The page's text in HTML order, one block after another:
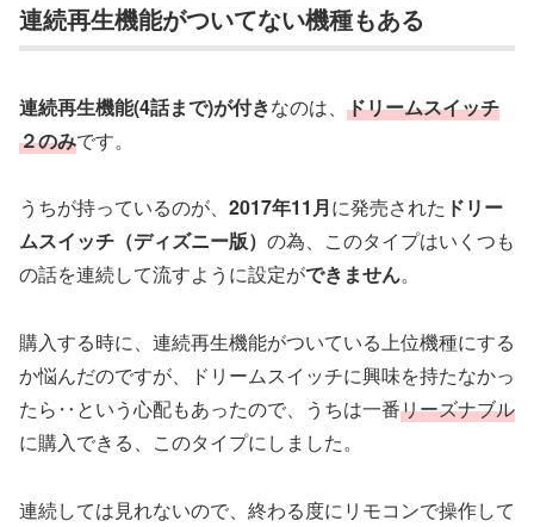
連続再生機能がついてない機種もある
連続再生機能(4話まで)が付きなのは、 ドリームスイッチ
２のみです。
うちが持っているのが、 2017年11月に発売された ドリー
ムスイッチ（ディズニー版） の為、このタイプはいくつも
の話を連続して流すように設定ができません。
購入する時に、連続再生機能がついている上位機種にする
か悩んだのですが、ドリームスイッチに興味を持たなかっ
たら‥という心配もあったので、うちは一番リーズナブル
に購入できる、このタイプにしました。
連続しては見れないので、終わる度にリモコンで操作して